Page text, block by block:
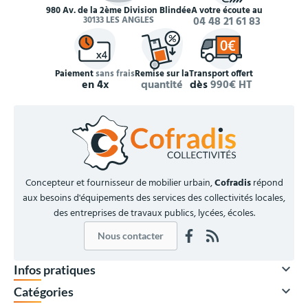
980 Av. de la 2ème Division Blindée
30133 LES ANGLES
À votre écoute au
04 48 21 61 83
Paiementsans frais
en 4x
Remise sur la
quantité
Transport offert
dès990€ HT
Concepteur et fournisseur de mobilier urbain,Cofradisrépond
aux besoins d'équipements des services des collectivités locales,
des entreprises de travaux publics, lycées, écoles.
Nous contacter
Infos pratiques 
Catégories 